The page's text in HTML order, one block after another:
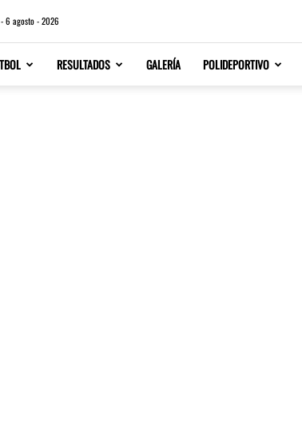
6 agosto - 2026
RESULTADOS GALERÍA POLIDEPORTIVO